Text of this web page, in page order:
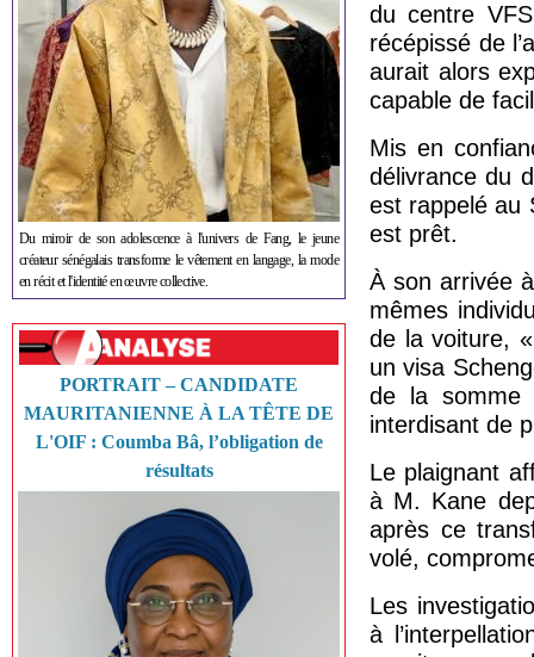
Du miroir de son adolescence à l'univers de Fang, le jeune
créateur sénégalais transforme le vêtement en langage, la mode
en récit et l'identité en œuvre collective.
PORTRAIT – CANDIDATE
MAURITANIENNE À LA TÊTE DE
L'OIF : Coumba Bâ, l’obligation de
résultats
du centre
récépissé de
aurait alors
capable de
Mis en
délivrance du
est rappelé au
est prêt.
À son arrivée
mêmes
de la voiture,
un visa
de la somme
interdisant de
Le plaignant
à M. Kane
après ce
volé,
Les
à